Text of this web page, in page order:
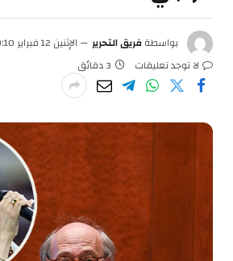
بواسطةفريق التحرير
الإثنين 12 فبراير 9:10 م
لا توجد تعليقات
3 دقائق